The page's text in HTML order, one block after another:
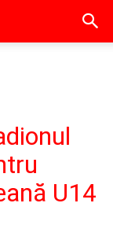
U14